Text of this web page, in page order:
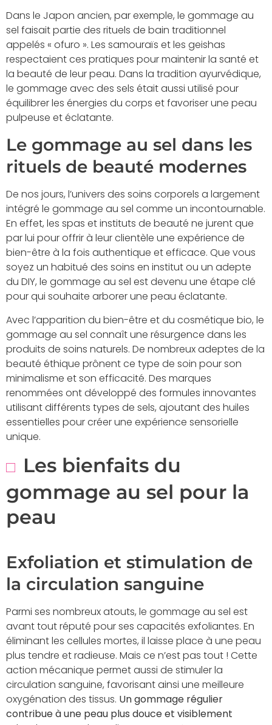
Dans le Japon ancien, par exemple, le gommage au
sel faisait partie des rituels de bain traditionnel
appelés « ofuro ». Les samouraïs et les geishas
respectaient ces pratiques pour maintenir la santé et
la beauté de leur peau. Dans la tradition ayurvédique,
le gommage avec des sels était aussi utilisé pour
équilibrer les énergies du corps et favoriser une peau
pulpeuse et éclatante.
Le gommage au sel dans les
rituels de beauté modernes
De nos jours, l’univers des soins corporels a largement
intégré le gommage au sel comme un incontournable.
En effet, les spas et instituts de beauté ne jurent que
par lui pour offrir à leur clientèle une expérience de
bien-être à la fois authentique et efficace. Que vous
soyez un habitué des soins en institut ou un adepte
du DIY, le gommage au sel est devenu une étape clé
pour qui souhaite arborer une peau éclatante.
Avec l’apparition du bien-être et du cosmétique bio, le
gommage au sel connaît une résurgence dans les
produits de soins naturels. De nombreux adeptes de la
beauté éthique prônent ce type de soin pour son
minimalisme et son efficacité. Des marques
renommées ont développé des formules innovantes
utilisant différents types de sels, ajoutant des huiles
essentielles pour créer une expérience sensorielle
unique.
Les bienfaits du
gommage au sel pour la
peau
Exfoliation et stimulation de
la circulation sanguine
Parmi ses nombreux atouts, le gommage au sel est
avant tout réputé pour ses capacités exfoliantes. En
éliminant les cellules mortes, il laisse place à une peau
plus tendre et radieuse. Mais ce n’est pas tout ! Cette
action mécanique permet aussi de stimuler la
circulation sanguine, favorisant ainsi une meilleure
oxygénation des tissus. Un gommage régulier
contribue à une peau plus douce et visiblement